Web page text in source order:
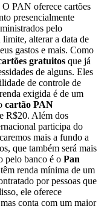
PAN oferece cartões
presencialmente
pelo
alterar a data de
gastos e mais. Como
gratuitos que já
de alguns. Eles
de controle de
exigida é de um
cartão PAN
R$20. Além dos
participa do
mais a fundo a
que também será mais
pelo banco é o Pan
renda mínima de um
por pessoas que
ele oferece
conta com um maior